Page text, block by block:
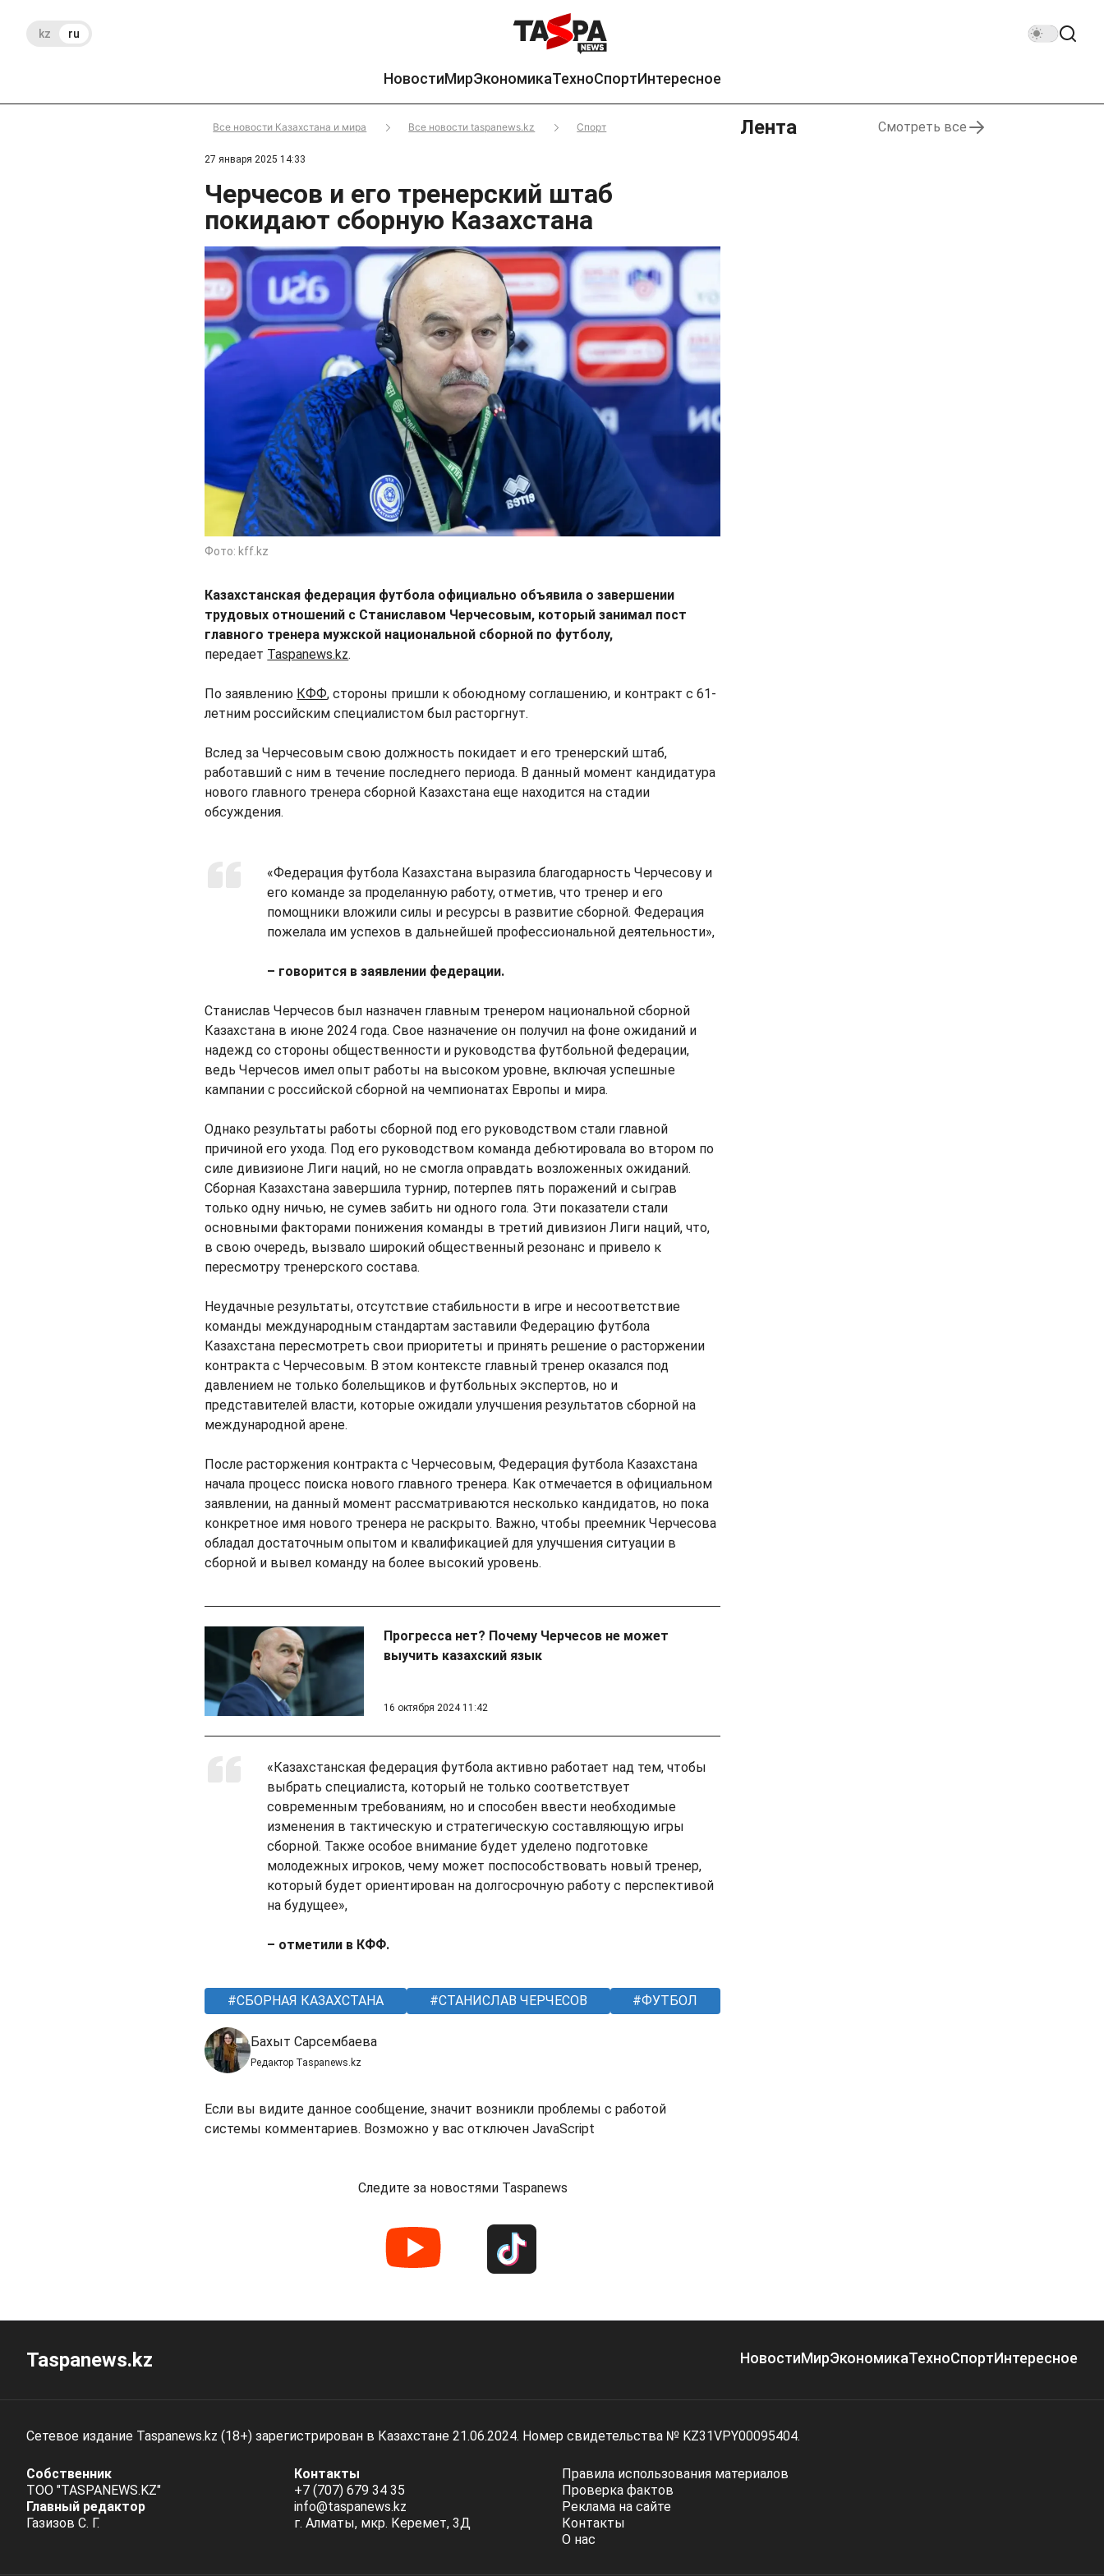
kz ru
НовостиМирЭкономикаТехноСпортИнтересное
Все новости Казахстана и мира Все новости taspanews.kz Спорт
27 января 2025 14:33
Черчесов и его тренерский штаб
покидают сборную Казахстана
Фото: kff.kz
Казахстанская федерация футбола официально объявила о завершении
трудовых отношений с Станиславом Черчесовым, который занимал пост
главного тренера мужской национальной сборной по футболу,
передает Taspanews.kz.
По заявлению КФФ, стороны пришли к обоюдному соглашению, и контракт с 61-
летним российским специалистом был расторгнут.
Вслед за Черчесовым свою должность покидает и его тренерский штаб,
работавший с ним в течение последнего периода. В данный момент кандидатура
нового главного тренера сборной Казахстана еще находится на стадии
обсуждения.
«Федерация футбола Казахстана выразила благодарность Черчесову и
его команде за проделанную работу, отметив, что тренер и его
помощники вложили силы и ресурсы в развитие сборной. Федерация
пожелала им успехов в дальнейшей профессиональной деятельности»,
– говорится в заявлении федерации.
Станислав Черчесов был назначен главным тренером национальной сборной
Казахстана в июне 2024 года. Свое назначение он получил на фоне ожиданий и
надежд со стороны общественности и руководства футбольной федерации,
ведь Черчесов имел опыт работы на высоком уровне, включая успешные
кампании с российской сборной на чемпионатах Европы и мира.
Однако результаты работы сборной под его руководством стали главной
причиной его ухода. Под его руководством команда дебютировала во втором по
силе дивизионе Лиги наций, но не смогла оправдать возложенных ожиданий.
Сборная Казахстана завершила турнир, потерпев пять поражений и сыграв
только одну ничью, не сумев забить ни одного гола. Эти показатели стали
основными факторами понижения команды в третий дивизион Лиги наций, что,
в свою очередь, вызвало широкий общественный резонанс и привело к
пересмотру тренерского состава.
Неудачные результаты, отсутствие стабильности в игре и несоответствие
команды международным стандартам заставили Федерацию футбола
Казахстана пересмотреть свои приоритеты и принять решение о расторжении
контракта с Черчесовым. В этом контексте главный тренер оказался под
давлением не только болельщиков и футбольных экспертов, но и
представителей власти, которые ожидали улучшения результатов сборной на
международной арене.
После расторжения контракта с Черчесовым, Федерация футбола Казахстана
начала процесс поиска нового главного тренера. Как отмечается в официальном
заявлении, на данный момент рассматриваются несколько кандидатов, но пока
конкретное имя нового тренера не раскрыто. Важно, чтобы преемник Черчесова
обладал достаточным опытом и квалификацией для улучшения ситуации в
сборной и вывел команду на более высокий уровень.
Прогресса нет? Почему Черчесов не может
выучить казахский язык
16 октября 2024 11:42
«Казахстанская федерация футбола активно работает над тем, чтобы
выбрать специалиста, который не только соответствует
современным требованиям, но и способен ввести необходимые
изменения в тактическую и стратегическую составляющую игры
сборной. Также особое внимание будет уделено подготовке
молодежных игроков, чему может поспособствовать новый тренер,
который будет ориентирован на долгосрочную работу с перспективой
на будущее»,
– отметили в КФФ.
СБОРНАЯ КАЗАХСТАНА СТАНИСЛАВ ЧЕРЧЕСОВ ФУТБОЛ
Бахыт Сарсембаева
Редактор Taspanews.kz
Если вы видите данное сообщение, значит возникли проблемы с работой
системы комментариев. Возможно у вас отключен JavaScript
Следите за новостями Taspanews
Лента Смотреть все
Taspanews.kz НовостиМирЭкономикаТехноСпортИнтересное
Сетевое издание Taspanews.kz (18+) зарегистрирован в Казахстане 21.06.2024. Номер свидетельства № KZ31VPY00095404.
Собственник
ТОО "TASPANEWS.KZ"
Главный редактор
Газизов С. Г.
Контакты
+7 (707) 679 34 35
info@taspanews.kz
г. Алматы, мкр. Керемет, 3Д
Правила использования материалов
Проверка фактов
Реклама на сайте
Контакты
О нас